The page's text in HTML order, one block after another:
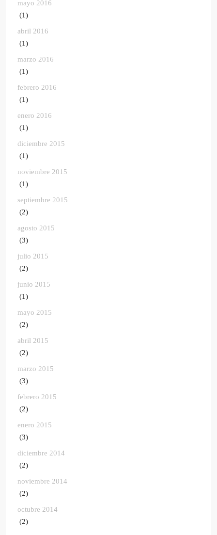
mayo 2016
(1)
abril 2016
(1)
marzo 2016
(1)
febrero 2016
(1)
enero 2016
(1)
diciembre 2015
(1)
noviembre 2015
(1)
septiembre 2015
(2)
agosto 2015
(3)
julio 2015
(2)
junio 2015
(1)
mayo 2015
(2)
abril 2015
(2)
marzo 2015
(3)
febrero 2015
(2)
enero 2015
(3)
diciembre 2014
(2)
noviembre 2014
(2)
octubre 2014
(2)